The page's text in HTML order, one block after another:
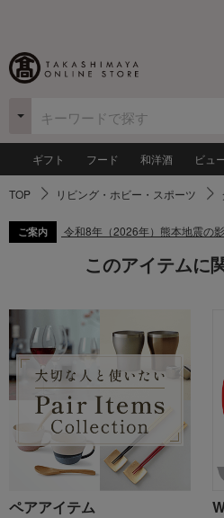
ギフト フード 和洋酒 ビュ
TOP リビング・ホビー・スポーツ
ご案内 令和8年（2026年）熊本地震の
このアイテムに
ペアアイテム